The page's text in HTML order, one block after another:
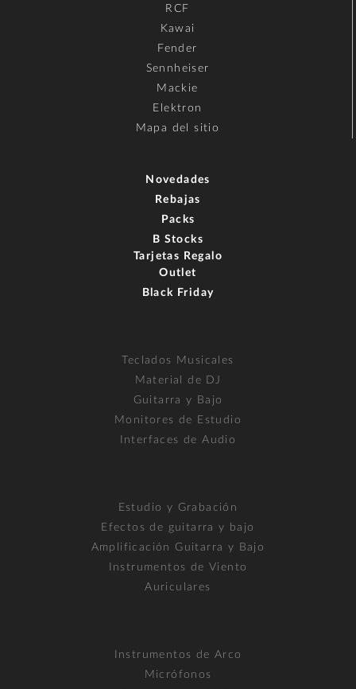
RCF
Kawai
Fender
Sennheiser
Mackie
Elektron
Mapa del sitio
Novedades
Rebajas
Packs
B Stocks
Tarjetas Regalo
Outlet
Black Friday
Teclados Musicales
Material de DJ
Guitarra y Bajo
Monitores de Estudio
Interfaces de Audio
Estudio y Grabación
Efectos de guitarra y bajo
Amplificación Guitarra y Bajo
Instrumentos de Viento
Auriculares
Instrumentos de Arco
Micrófonos